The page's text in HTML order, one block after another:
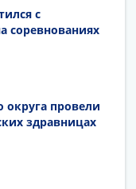
с
соревнованиях
округа провели
здравницах